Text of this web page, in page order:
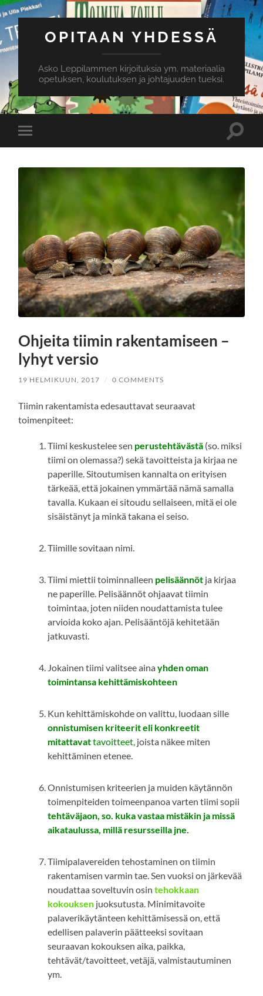
OPITAAN YHDESSÄ
Asko Leppilammen kirjoituksia ym. materiaalia
opetuksen, koulutuksen ja johtajuuden tueksi.
mobile
Toggle
Ohjeita tiimin rakentamiseen –
lyhyt versio
19 HELMIKUUN, 2017 / 0 COMMENTS
Tiimin rakentamista edesauttavat seuraavat
toimenpiteet:
Tiimi keskustelee sen perustehtävästä (so. miksi
tiimi on olemassa?) sekä tavoitteista ja kirjaa ne
paperille. Sitoutumisen kannalta on erityisen
tärkeää, että jokainen ymmärtää nämä samalla
tavalla. Kukaan ei sitoudu sellaiseen, mitä ei ole
sisäistänyt ja minkä takana ei seiso.
Tiimille sovitaan nimi.
Tiimi miettii toiminnalleen pelisäännöt ja kirjaa
ne paperille. Pelisäännöt ohjaavat tiimin
toimintaa, joten niiden noudattamista tulee
arvioida koko ajan. Pelisääntöjä kehitetään
jatkuvasti.
Jokainen tiimi valitsee ainayhden oman
toimintansa kehittämiskohteen
Kun kehittämiskohde on valittu, luodaan sille
onnistumisen kriteerit eli konkreetit
mitattavattavoitteet, joista näkee miten
kehittäminen etenee.
Onnistumisen kriteerien ja muiden käytännön
toimenpiteiden toimeenpanoa varten tiimi sopii
tehtäväjaon, so. kuka vastaa mistäkin ja missä
aikataulussa, millä resursseilla jne.
Tiimipalavereiden tehostaminen on tiimin
rakentamisen varmin tae. Sen vuoksi on järkevää
noudattaa soveltuvin osintehokkaan
kokouksen juoksutusta. Minimitavoite
palaverikäytänteen kehittämisessä on, että
edellisen palaverin päätteeksi sovitaan
seuraavan kokouksen aika, paikka,
tehtävät/tavoitteet, vetäjä, valmistautuminen
ym.